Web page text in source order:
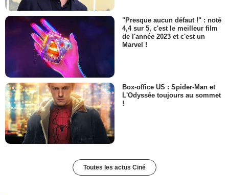
"Presque aucun défaut !" : noté
4,4 sur 5, c'est le meilleur film
de l'année 2023 et c'est un
Marvel !
Box-office US : Spider-Man et
L'Odyssée toujours au sommet
!
Toutes les actus Ciné